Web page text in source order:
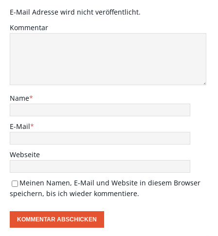
E-Mail Adresse wird nicht veröffentlicht.
Kommentar
Name*
E-Mail*
Webseite
Meinen Namen, E-Mail und Website in diesem Browser
speichern, bis ich wieder kommentiere.